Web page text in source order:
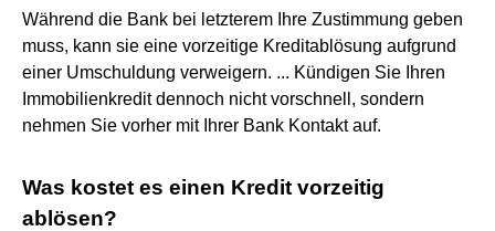
Während die Bank bei letzterem Ihre Zustimmung geben
muss, kann sie eine vorzeitige Kreditablösung aufgrund
einer Umschuldung verweigern. ... Kündigen Sie Ihren
Immobilienkredit dennoch nicht vorschnell, sondern
nehmen Sie vorher mit Ihrer Bank Kontakt auf.
Was kostet es einen Kredit vorzeitig
ablösen?